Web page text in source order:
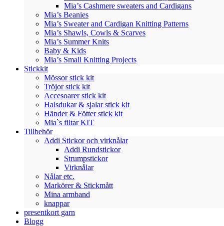
Mia’s Cashmere sweaters and Cardigans
Mia’s Beanies
Mia’s Sweater and Cardigan Knitting Patterns
Mia’s Shawls, Cowls & Scarves
Mia’s Summer Knits
Baby & Kids
Mia’s Small Knitting Projects
Stickkit
Mössor stick kit
Tröjor stick kit
Accesoarer stick kit
Halsdukar & sjalar stick kit
Händer & Fötter stick kit
Mia`s filtar KIT
Tillbehör
Addi Stickor och virknålar
Addi Rundstickor
Strumpstickor
Virknålar
Nålar etc.
Markörer & Stickmått
Mina armband
knappar
presentkort garn
Blogg